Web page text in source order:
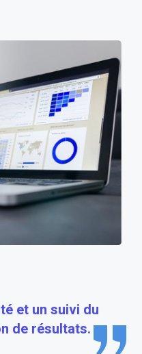
et un suivi du
de résultats.